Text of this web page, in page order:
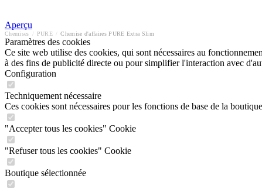
Aperçu
Chemises PURE Chemise d'affaires PURE Extra Slim
Paramètres des cookies
Ce site web utilise des cookies, qui sont nécessaires au
à des fins de publicité directe ou pour simplifier l'interaction avec
Configuration
Techniquement nécessaire
Ces cookies sont nécessaires pour les fonctions de base de la
"Accepter tous les cookies" Cookie
"Refuser tous les cookies" Cookie
Boutique sélectionnée